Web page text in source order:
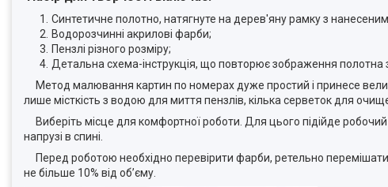
Синтетичне полотно, натягнуте на дерев'яну рамку з
Водорозчинні акрилові фарби;
Пензлі різного розміру;
Детальна схема-інструкція, що повторює зображення
Метод малювання картин по номерах дуже простий і принесе
лише місткість з водою для миття пензлів, кілька серветок для
Виберіть місце для комфортної роботи. Для цього підійде
напрузі в спині.
Перед роботою необхідно перевірити фарби, ретельно
не більше 10% від об’єму.